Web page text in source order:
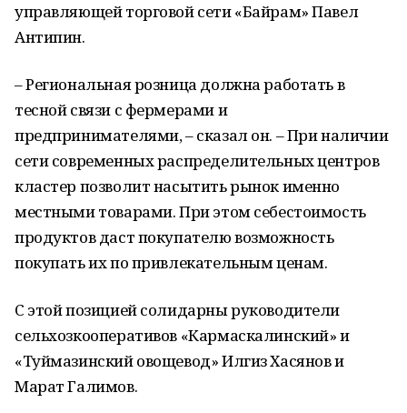
управляющей торговой сети «Байрам» Павел
Антипин.
– Региональная розница должна работать в
тесной связи с фермерами и
предпринимателями, – сказал он. – При наличии
сети современных распределительных центров
кластер позволит насытить рынок именно
местными товарами. При этом себестоимость
продуктов даст покупателю возможность
покупать их по привлекательным ценам.
С этой позицией солидарны руководители
сельхозкооперативов «Кармаскалинский» и
«Туймазинский овощевод» Илгиз Хасянов и
Марат Галимов.